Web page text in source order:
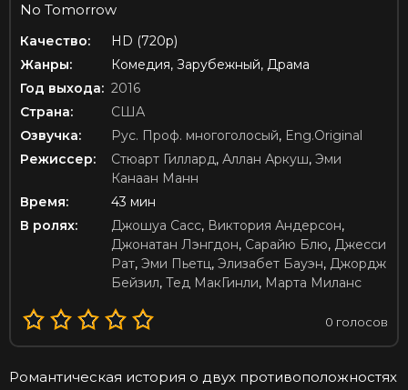
No Tomorrow
Качество:
HD (720p)
Жанры:
Комедия, Зарубежный, Драма
Год выхода: 2016
Страна:
США
Озвучка:
Рус. Проф. многоголосый, Eng.Original
Режиссер:
Стюарт Гиллард, Аллан Аркуш, Эми
Канаан Манн
Время:
43 мин
В ролях:
Джошуа Сасс, Виктория Андерсон,
Джонатан Лэнгдон, Сарайю Блю, Джесси
Рат, Эми Пьетц, Элизабет Бауэн, Джордж
Бейзил, Тед МакГинли, Марта Миланс
0 голосов
Романтическая история о двух противоположностях